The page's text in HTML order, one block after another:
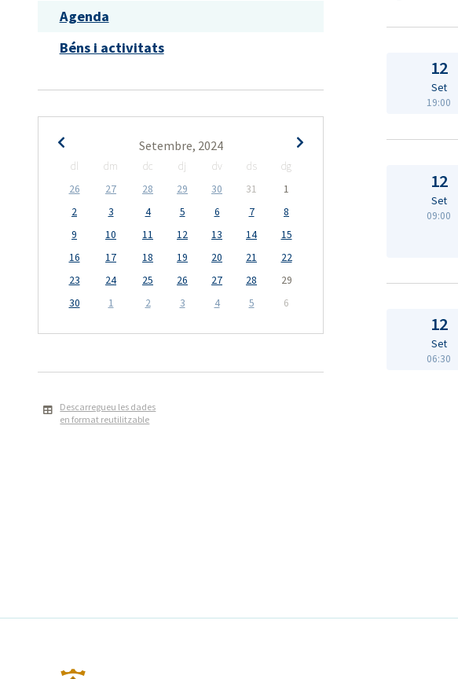
Agenda
Béns i activitats
Setembre, 2024
dl dm dc dj dv ds
dg
26
27 28 29 30 31
1
2
3 4 5 6 7
8
9
10 11 12 13 14
15
16
17 18 19 20 21
22
23
24 25 26 27 28
29
30
1 2 3 4 5 6
Descarregueu les dades
en format reutilitzable
12
Set
19:00
12
Set
09:00
12
Set
06:30